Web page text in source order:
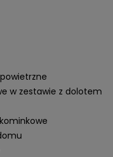
w zestawie z dolotem